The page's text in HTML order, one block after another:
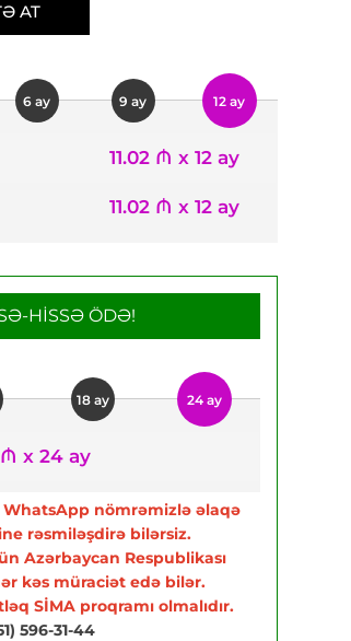
AT
6 ay 9 ay 12 ay
11.02 ₼ x 12 ay
11.02 ₼ x 12 ay
HISSƏ ÖDƏ!
18 ay 24 ay
x 24 ay
WhatsApp nömrəmizlə əlaqə
rəsmiləşdirə bilərsiz.
Azərbaycan Respublikası
kəs müraciət edə bilər.
SİMA proqramı olmalıdır.
596-31-44